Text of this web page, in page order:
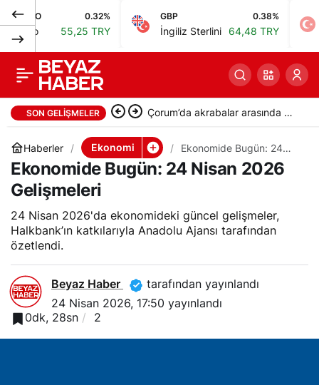
55,25 TRY
GBP
İngiliz Sterlini 64,48 TRY
BIST
Bist
SON GELIŞMELER İçişleri Bakanı Çiftçi: Tek bir
evladımızı karanlığa
bırakmayacağız
Haberler Ekonomi
Ekonomide Bugün: 24
Nisan 2026 Gelişmeleri
Ekonomide Bugün: 24 Nisan 2026
Gelişmeleri
24 Nisan 2026'da ekonomideki güncel gelişmeler,
Halkbank’ın katkılarıyla Anadolu Ajansı tarafından
özetlendi.
Beyaz Haber
tarafından yayınlandı
24 Nisan 2026, 17:50 yayınlandı
0dk, 28sn
2
Darphane, bandrol
üretiminin yerli firma
tarafından yapıldığını
Paylaş